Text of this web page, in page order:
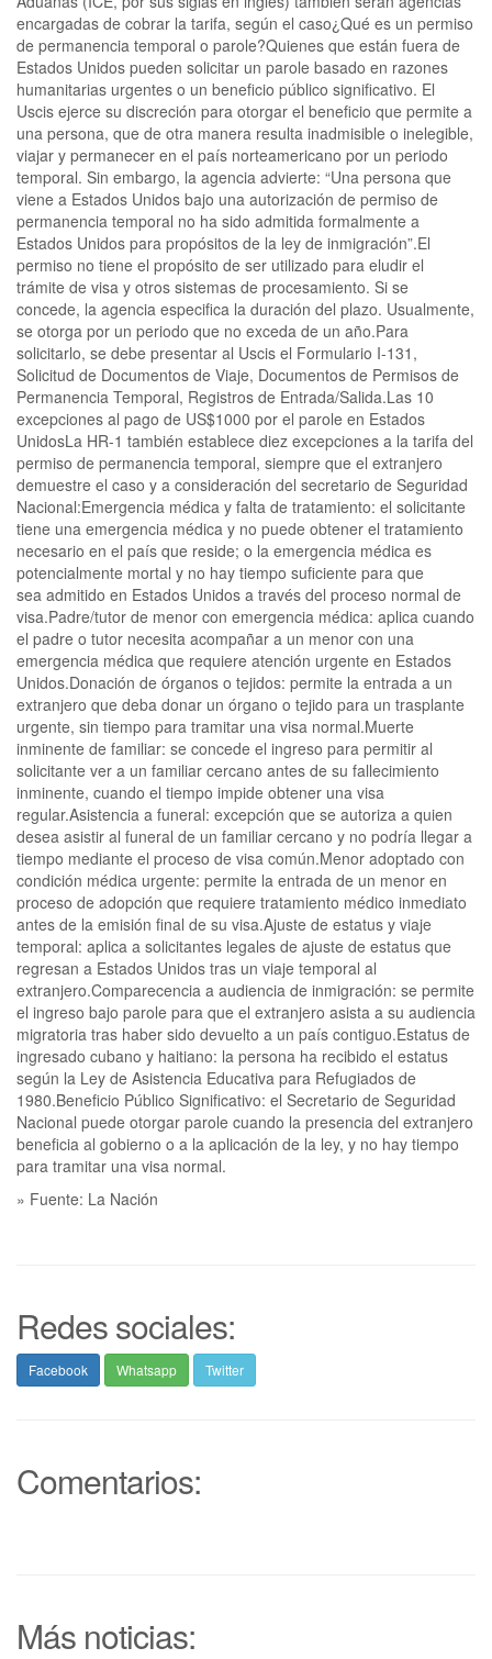
encargadas de cobrar la tarifa, según el caso¿Qué es un permiso
de permanencia temporal o parole?Quienes que están fuera de
Estados Unidos pueden solicitar un parole basado en razones
humanitarias urgentes o un beneficio público significativo. El
Uscis ejerce su discreción para otorgar el beneficio que permite a
una persona, que de otra manera resulta inadmisible o inelegible,
viajar y permanecer en el país norteamericano por un periodo
temporal. Sin embargo, la agencia advierte: “Una persona que
viene a Estados Unidos bajo una autorización de permiso de
permanencia temporal no ha sido admitida formalmente a
Estados Unidos para propósitos de la ley de inmigración”.El
permiso no tiene el propósito de ser utilizado para eludir el
trámite de visa y otros sistemas de procesamiento. Si se
concede, la agencia especifica la duración del plazo. Usualmente,
se otorga por un periodo que no exceda de un año.Para
solicitarlo, se debe presentar al Uscis el Formulario I-131,
Solicitud de Documentos de Viaje, Documentos de Permisos de
Permanencia Temporal, Registros de Entrada/Salida.Las 10
excepciones al pago de US$1000 por el parole en Estados
UnidosLa HR-1 también establece diez excepciones a la tarifa del
permiso de permanencia temporal, siempre que el extranjero
demuestre el caso y a consideración del secretario de Seguridad
Nacional:Emergencia médica y falta de tratamiento: el solicitante
tiene una emergencia médica y no puede obtener el tratamiento
necesario en el país que reside; o la emergencia médica es
potencialmente mortal y no hay tiempo suficiente para que
sea admitido en Estados Unidos a través del proceso normal de
visa.Padre/tutor de menor con emergencia médica: aplica cuando
el padre o tutor necesita acompañar a un menor con una
emergencia médica que requiere atención urgente en Estados
Unidos.Donación de órganos o tejidos: permite la entrada a un
extranjero que deba donar un órgano o tejido para un trasplante
urgente, sin tiempo para tramitar una visa normal.Muerte
inminente de familiar: se concede el ingreso para permitir al
solicitante ver a un familiar cercano antes de su fallecimiento
inminente, cuando el tiempo impide obtener una visa
regular.Asistencia a funeral: excepción que se autoriza a quien
desea asistir al funeral de un familiar cercano y no podría llegar a
tiempo mediante el proceso de visa común.Menor adoptado con
condición médica urgente: permite la entrada de un menor en
proceso de adopción que requiere tratamiento médico inmediato
antes de la emisión final de su visa.Ajuste de estatus y viaje
temporal: aplica a solicitantes legales de ajuste de estatus que
regresan a Estados Unidos tras un viaje temporal al
extranjero.Comparecencia a audiencia de inmigración: se permite
el ingreso bajo parole para que el extranjero asista a su audiencia
migratoria tras haber sido devuelto a un país contiguo.Estatus de
ingresado cubano y haitiano: la persona ha recibido el estatus
según la Ley de Asistencia Educativa para Refugiados de
1980.Beneficio Público Significativo: el Secretario de Seguridad
Nacional puede otorgar parole cuando la presencia del extranjero
beneficia al gobierno o a la aplicación de la ley, y no hay tiempo
para tramitar una visa normal.
» Fuente: La Nación
Redes sociales:
Facebook Whatsapp Twitter
Comentarios:
Más noticias: